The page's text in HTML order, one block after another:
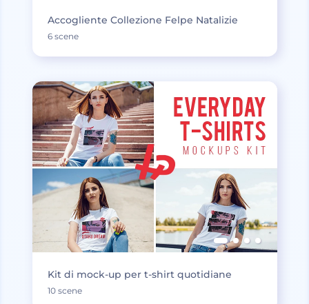
Accogliente Collezione Felpe Natalizie
6 scene
Kit di mock-up per t-shirt quotidiane
10 scene